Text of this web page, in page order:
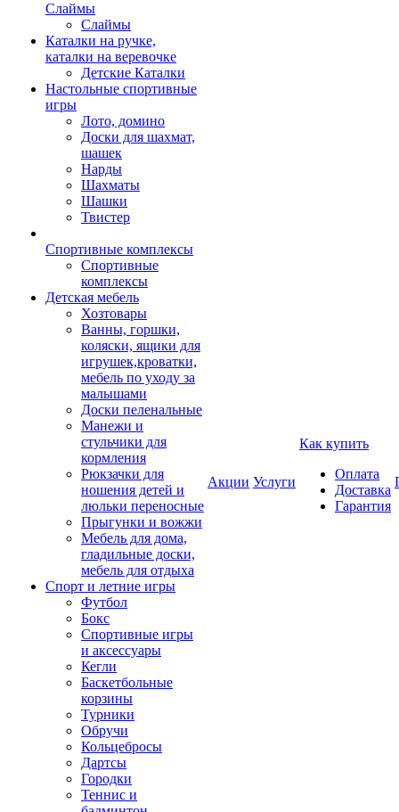
Слаймы
Слаймы
Каталки на ручке,
каталки на веревочке
Детские Каталки
Настольные спортивные
игры
Лото, домино
Доски для шахмат,
шашек
Нарды
Шахматы
Шашки
Твистер
Спортивные комплексы
Спортивные
комплексы
Детская мебель
Хозтовары
Ванны, горшки,
коляски, ящики для
игрушек,кроватки,
мебель по уходу за
малышами
Доски пеленальные
Манежи и
стульчики для
кормления
Рюкзачки для
ношения детей и
люльки переносные
Прыгунки и вожжи
Мебель для дома,
гладильные доски,
мебель для отдыха
Спорт и летние игры
Футбол
Бокс
Спортивные игры
и аксессуары
Кегли
Баскетбольные
корзины
Турники
Обручи
Кольцебросы
Дартсы
Городки
Теннис и
Акции Услуги
Как купить
Оплата
Доставка
Гарантия